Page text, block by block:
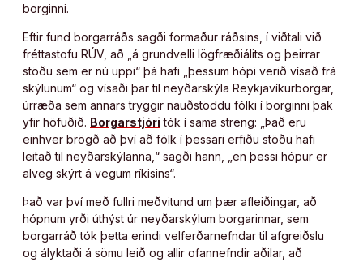
borginni.
Eftir fund borgarráðs sagði formaður ráðsins, í viðtali við
fréttastofu RÚV, að „á grundvelli lögfræðiálits og þeirrar
stöðu sem er nú uppi“ þá hafi „þessum hópi verið vísað frá
skýlunum“ og vísaði þar til neyðarskýla Reykjavíkurborgar,
úrræða sem annars tryggir nauðstöddu fólki í borginni þak
yfir höfuðið. Borgarstjóri tók í sama streng: „Það eru
einhver brögð að því að fólk í þessari erfiðu stöðu hafi
leitað til neyðarskýlanna,“ sagði hann, „en þessi hópur er
alveg skýrt á vegum ríkisins“.
Það var því með fullri meðvitund um þær afleiðingar, að
hópnum yrði úthýst úr neyðarskýlum borgarinnar, sem
borgarráð tók þetta erindi velferðarnefndar til afgreiðslu
og ályktaði á sömu leið og allir ofannefndir aðilar, að